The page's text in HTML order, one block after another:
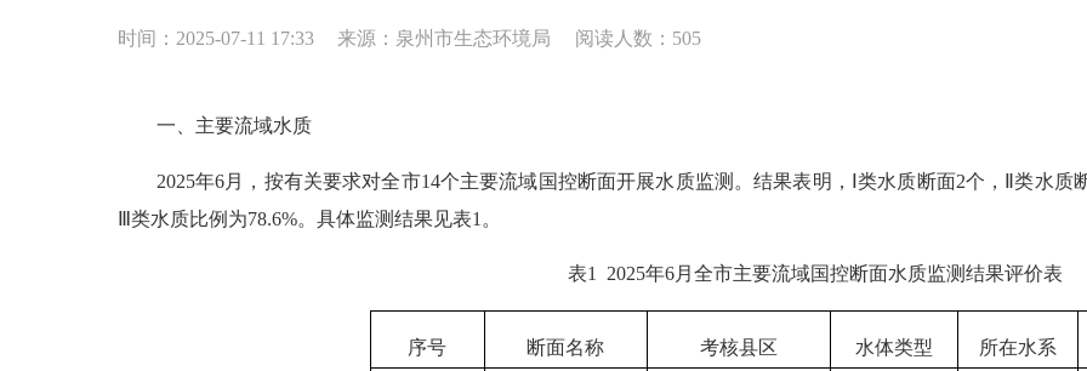
时间：2025-07-11 17:33 来源：泉州市生态环境局 阅读人数： 505
一 主要流域水质
2025年6月 ， 按有关要求对全市14个主要流域国控断面开展水质监测 。结果表明 ， Ⅰ类水质断面2个 ， Ⅱ类水质
类水质比例为78.6%。 具体监测结果见表1。
表1 2025年6月全市主要流域国控断面水质监测结果评价表
序号 断面名称 考核县区 水体类型 所在水系